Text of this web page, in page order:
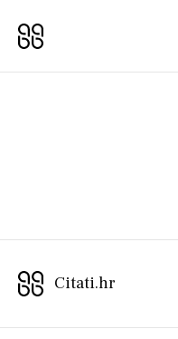
Citati.hr